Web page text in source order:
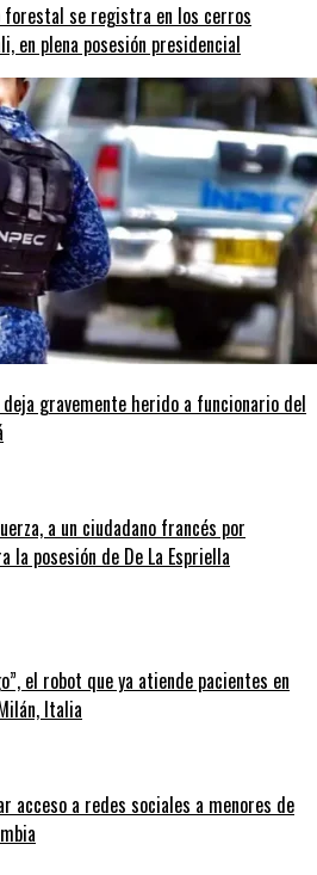
forestal se registra en los cerros
en plena posesión presidencial
gravemente herido a funcionario del
a un ciudadano francés por
la posesión de De La Espriella
el robot que ya atiende pacientes en
Italia
acceso a redes sociales a menores de